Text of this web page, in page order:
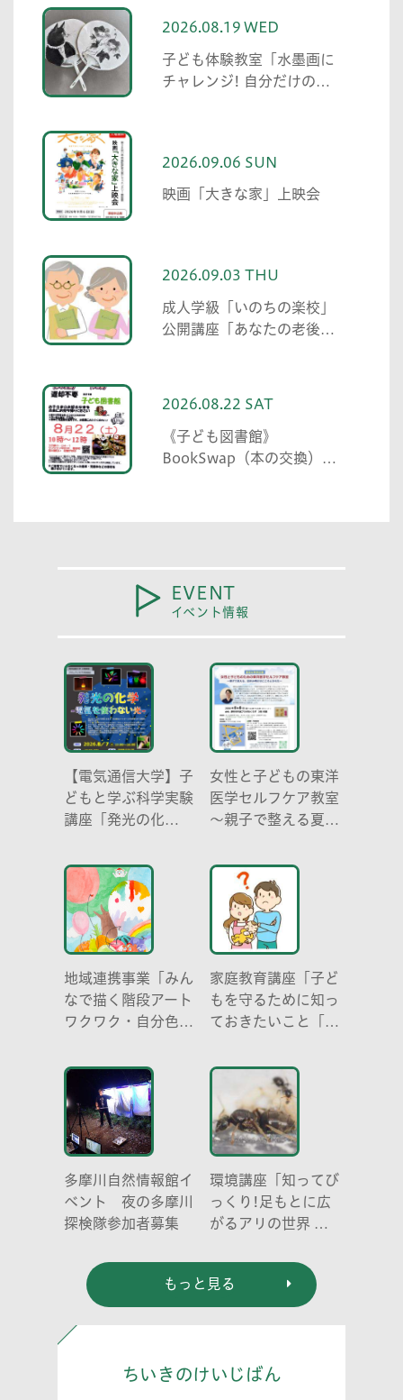
2026.08.19 WED
子ども体験教室「水墨画に
チャレンジ! 自分だけのう
2026.09.06 SUN
映画「大きな家」上映会
2026.09.03 THU
成人学級「いのちの楽校」
公開講座「あなたの老後の
2026.08.22 SAT
《子ども図書館》
BookSwap（本の交換）
EVENT
イベント情報
【電気通信大学】子
どもと学ぶ科学実験
講座「発光の化
い光-」
女性と子どもの東洋
医学セルフケア教室
～親子で整える夏休
らだ～
地域連携事業「みん
なで描く階段アート
ワクワク・自分色の
家庭教育講座「子ど
もを守るために知っ
ておきたいこと「プ
どう伝える? (幼児
多摩川自然情報館イ
ベント 夜の多摩川
探検隊参加者募集
環境講座「知ってび
っくり!足もとに広
がるアリの世界 ア
成り立ち、生態系に
おける役割」
もっと見る
ちいきのけいじばん